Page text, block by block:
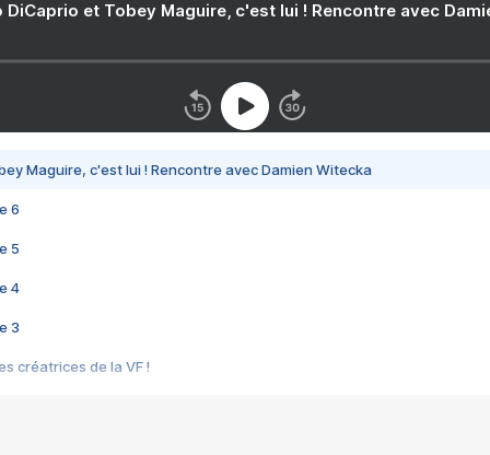
DiCaprio et Tobey Maguire, c'est lui ! Rencontre avec
Maguire, c'est lui ! Rencontre avec Damien Witecka
6
5
4
3
créatrices de la VF !